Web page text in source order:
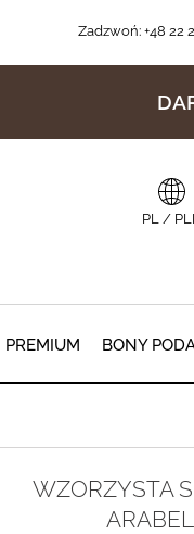
Zadzwoń: +48 22
PL/
PREMIUM BONY
WZORZYSTA